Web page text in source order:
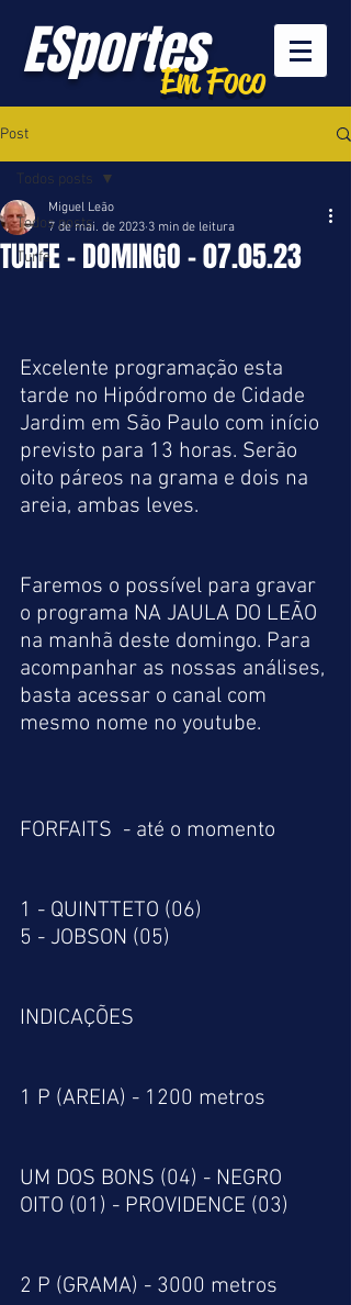
ESportesEm Foco
Post
Todos posts
Turfe
Todos posts
TURFE - DOMINGO - 07.05.23
Miguel Leão
7 de mai. de 2023 3 min de leitura
Excelente programação esta
tarde no Hipódromo de Cidade
Jardim em São Paulo com início
previsto para 13 horas. Serão
oito páreos na grama e dois na
areia, ambas leves.
Faremos o possível para gravar
o programa NA JAULA DO LEÃO
na manhã deste domingo. Para
acompanhar as nossas análises,
basta acessar o canal com
mesmo nome no youtube.
FORFAITS  - até o momento
1 - QUINTTETO (06)
5 - JOBSON (05)
INDICAÇÕES
1 P (AREIA) - 1200 metros
UM DOS BONS (04) - NEGRO
OITO (01) - PROVIDENCE (03)
2 P (GRAMA) - 3000 metros